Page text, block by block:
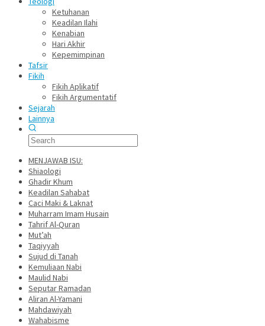
Ketuhanan
Keadilan Ilahi
Kenabian
Hari Akhir
Kepemimpinan
Tafsir
Fikih
Fikih Aplikatif
Fikih Argumentatif
Sejarah
Lainnya
MENJAWAB ISU:
Shiaologi
Ghadir Khum
Keadilan Sahabat
Caci Maki & Laknat
Muharram Imam Husain
Tahrif Al-Quran
Mut’ah
Taqiyyah
Sujud di Tanah
Kemuliaan Nabi
Maulid Nabi
Seputar Ramadan
Aliran Al-Yamani
Mahdawiyah
Wahabisme